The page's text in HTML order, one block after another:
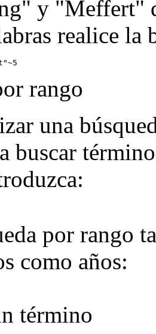
y "Meffert"
realice la
rango
una
buscar
por rango
como años:
término